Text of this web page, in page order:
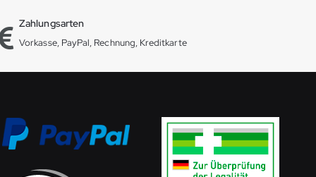
Zahlungsarten
Vorkasse, PayPal, Rechnung, Kreditkarte